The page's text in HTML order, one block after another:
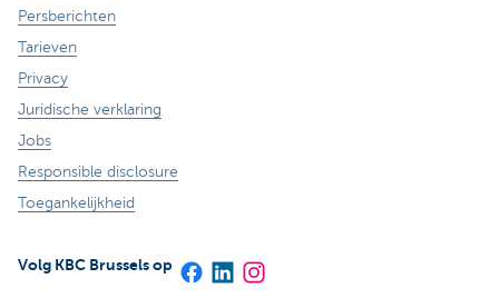
Persberichten
Tarieven
Privacy
Juridische verklaring
Jobs
Responsible disclosure
Toegankelijkheid
Volg KBC Brussels op